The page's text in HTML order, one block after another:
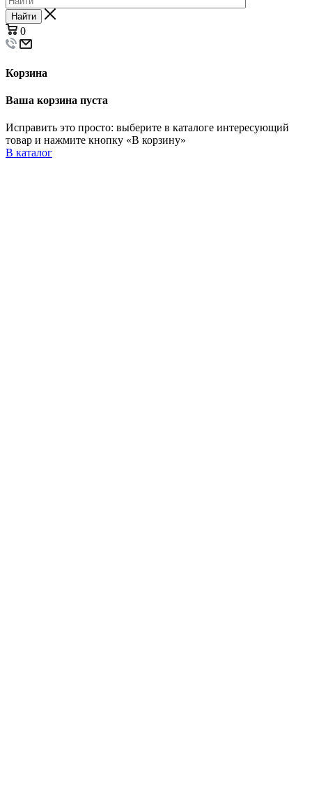
Найти
0
Корзина
Ваша корзина пуста
Исправить это просто: выберите в каталоге интересующий
товар и нажмите кнопку «В корзину»
В каталог